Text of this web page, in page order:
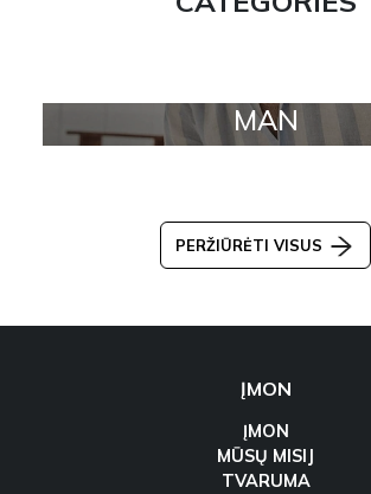
MAN
PERŽIŪRĖTI VISUS
ĮMON
ĮMON
MŪSŲ MISIJ
TVARUMA